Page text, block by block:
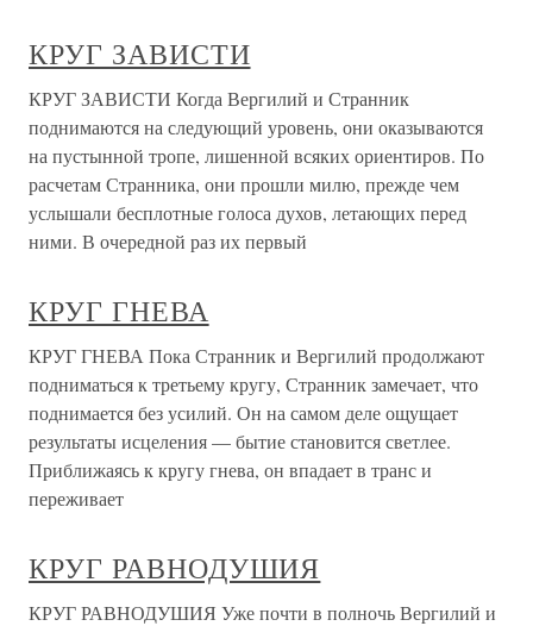
КРУГ ЗАВИСТИ
КРУГ ЗАВИСТИ Когда Вергилий и Странник
поднимаются на следующий уровень, они оказываются
на пустынной тропе, лишенной всяких ориентиров. По
расчетам Странника, они прошли милю, прежде чем
услышали бесплотные голоса духов, летающих перед
ними. В очередной раз их первый
КРУГ ГНЕВА
КРУГ ГНЕВА Пока Странник и Вергилий продолжают
подниматься к третьему кругу, Странник замечает, что
поднимается без усилий. Он на самом деле ощущает
результаты исцеления — бытие становится светлее.
Приближаясь к кругу гнева, он впадает в транс и
переживает
КРУГ РАВНОДУШИЯ
КРУГ РАВНОДУШИЯ Уже почти в полночь Вергилий и